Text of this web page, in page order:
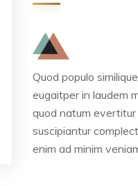
Quod populo
eugaitper in laudem
quod natum
suscipiantur
enim ad minim